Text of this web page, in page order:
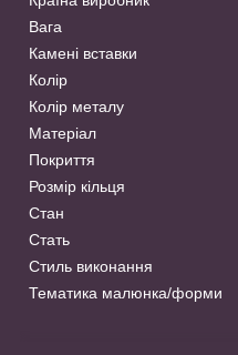
Вага
Камені вставки
Колір
Колір металу
Матеріал
Покриття
Розмір кільця
Стан
Стать
Стиль виконання
Тематика малюнка/форми